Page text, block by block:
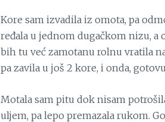
Kore sam izvadila iz omota, pa
ređala u jednom dugačkom nizu, a
bih tu već zamotanu rolnu vratila
pa zavila u još 2 kore, i onda,
Motala sam pitu dok nisam
uljem, pa lepo premazala rukom.